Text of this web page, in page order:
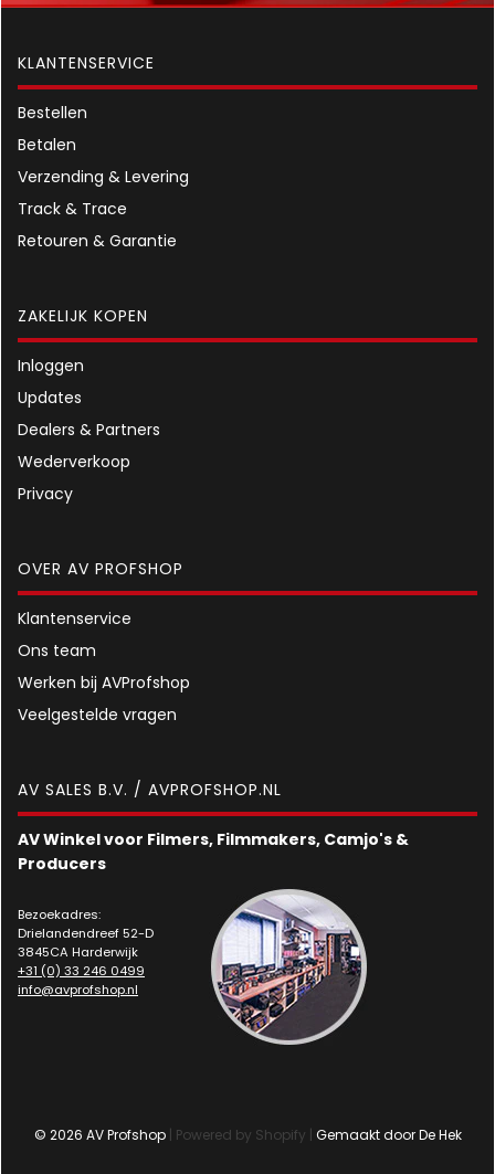
KLANTENSERVICE
Bestellen
Betalen
Verzending & Levering
Track & Trace
Retouren & Garantie
ZAKELIJK KOPEN
Inloggen
Updates
Dealers & Partners
Wederverkoop
Privacy
OVER AV PROFSHOP
Klantenservice
Ons team
Werken bij AVProfshop
Veelgestelde vragen
AV SALES B.V. / AVPROFSHOP.NL
AV Winkel voor Filmers, Filmmakers, Camjo's &
Producers
Bezoekadres:
Drielandendreef 52-D
3845CA Harderwijk
+31 (0) 33 246 0499
info@avprofshop.nl
© 2026 AV Profshop| Powered by Shopify | Gemaakt door De Hek